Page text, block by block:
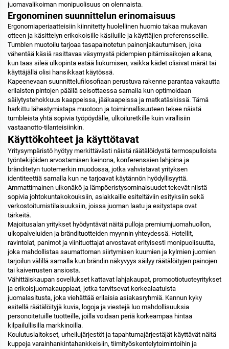
juomavalikoiman monipuolisuus on olennaista.
Ergonominen suunnittelun erinomaisuus
Ergonomiaperiaatteisiin kiinnitetty huolellinen huomio takaa mukavan
otteen ja käsittelyn erikokoisille käsiluille ja käyttäjien preferensseille.
Tumblen muotoilu tarjoaa tasapainotetun painonjakautumisen, joka
vähentää käsiä rasittavaa väsymystä pidempien pitämisaikojen aikana,
kun taas sileä ulkopinta estää liukumisen, vaikka kädet olisivat märät tai
käyttäjällä olisi hansikkaat käytössä.
Kapeenevaan suunnittelufilosofiaan perustuva rakenne parantaa vakautta
erilaisten pintojen päällä seisottaessa samalla kun optimoidaan
säilytystehokkuus kaappeissa, jääkaapeissa ja matkatäskissä. Tämä
harkittu lähestymistapa muotoon ja toiminnallisuuteen tekee näistä
tumbleista yhtä sopivia työpöydälle, ulkoiluretkille kuin virallisiin
vastaanotto-tilanteisiinkin.
Käyttökohteet ja käyttötavat
Yritysympäristö hyötyy merkittävästi näistä räätälöidystä termospulloista
työntekijöiden arvostamisen keinona, konferenssien lahjoina ja
bränditetyn tuotemerkin muodossa, jotka vahvistavat yrityksen
identiteettiä samalla kun ne tarjoavat käytännön hyödyllisyyttä.
Ammattimainen ulkonäkö ja lämpöeristysominaisuudet tekevät niistä
sopivia johtokuntakokouksiin, asiakkaille esiteltäviin esityksiin sekä
verkostoitumistilaisuuksiin, joissa juoman laatu ja esitystapa ovat
tärkeitä.
Majoitusalan yritykset hyödyntävät näitä pulloja premiumjuomahuollon,
ulkopalveluiden ja brändituotteiden myynnin yhteydessä. Hotellit,
ravintolat, panimot ja viinituottajat arvostavat erityisesti monipuolisuutta,
joka mahdollistaa saumattoman siirtymisen kuumien ja kylmien juomien
tarjoilun välillä samalla kun brändin näkyvyys säilyy räätälöityjen painojen
tai kaiverrusten ansiosta.
Vähittäiskaupan sovellukset kattavat lahjakaupat, promootiotuoteyritykset
ja erikoisjuomakauppiaat, jotka tarvitsevat korkealaatuista
juomalasitusta, joka viehättää erilaisia asiakasryhmiä. Kannun kyky
esitellä räätälöityjä kuvia, logoja ja viestejä luo mahdollisuuksia
personoitetuille tuotteille, joilla voidaan periä korkeampaa hintaa
kilpailullisilla markkinoilla.
Koulutuslaitokset, urheilujärjestöt ja tapahtumajärjestäjät käyttävät näitä
kuppeja varainhankintahankkeisiin, tiimityöskentelytoimintoihin ja